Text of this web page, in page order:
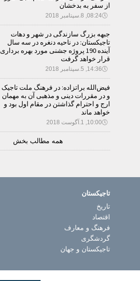
از سفر به بدخشان
🕔08:24, 8.سپتامبر 2018
جبهه بزرگ سازندگی در شهر و دهات
تاجیکستان: در ناحیه دنغره در سه سال
آینده 190 پروژه جشنی مورد بهره برداری
قرار خواهد گرفت
🕔14:36, 5.سپتامبر 2018
فیض‌الله براتزاده: در فرهنگ ملت تاجیک
و در مقررات دینی و مذهبی آن به مهمان
ارج و احترام گذاشتن در مقام اول بود و
خواهد ماند
🕔10:00, 1.آگوست 2018
همه مطالب بخش
تاجیکستان
تاریخ
اقتصاد
فرهنگ و معارف
گردشگری
تاجیکستان و جهان